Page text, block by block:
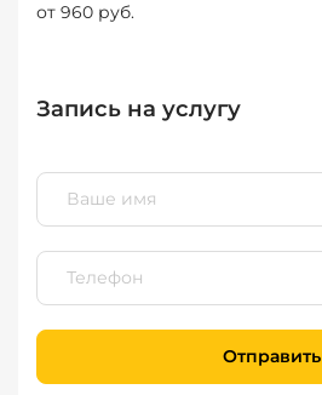
от 960 руб.
Запись на услугу
Отправить